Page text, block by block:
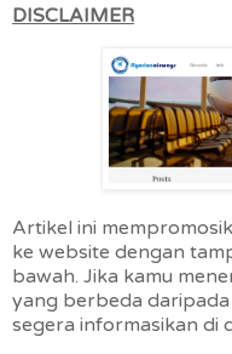
DISCLAIMER
Artikel ini
ke website dengan
bawah. Jika kamu
yang berbeda
segera informasikan di